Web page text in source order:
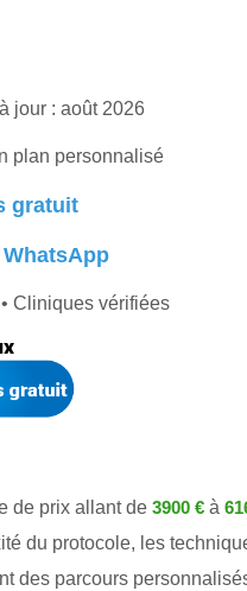
jour : août 2026
plan personnalisé
gratuit
Cliniques vérifiées
de prix allant de 3900 € à
du protocole, les
des parcours